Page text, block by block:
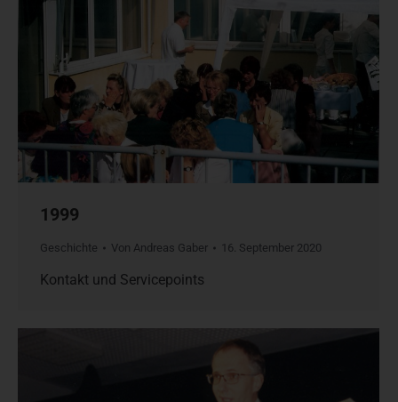
1999
Geschichte Von Andreas Gaber 16. September 2020
Kontakt und Servicepoints